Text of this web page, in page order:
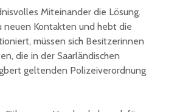
Miteinander die Lösung.
neuen Kontakten und hebt die
müssen sich Besitzerinnen
die in der Saarländischen
geltenden Polizeiverordnung
expandiert in St.
ehemaliges H&M-
Konzert